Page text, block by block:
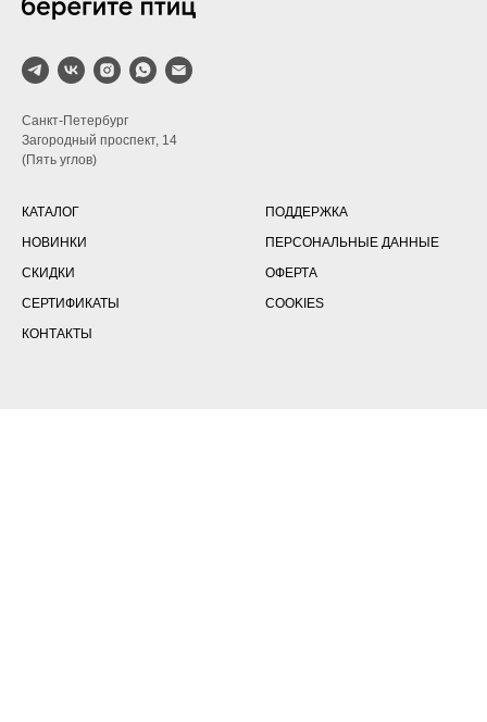
Санкт-Петербург
Загородный проспект, 14
(Пять углов)
КАТАЛОГ
НОВИНКИ
СКИДКИ
СЕРТИФИКАТЫ
КОНТАКТЫ
ПОДДЕРЖКА
ПЕРСОНАЛЬНЫЕ ДАННЫЕ
ОФЕРТА
COOKIES